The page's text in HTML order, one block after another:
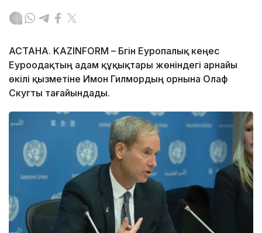
АСТАНА. KAZINFORM – Бүгін Еуропалық кеңес
Еуроодақтың адам құқықтары жөніндегі арнайы
өкілі қызметіне Имон Гилмордың орнына Олаф
Скугты тағайындады.